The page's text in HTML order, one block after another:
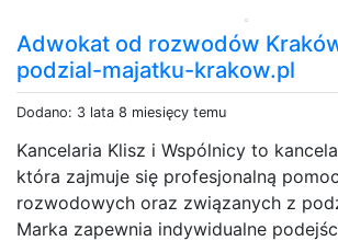
Adwokat od rozwodów
podzial-majatku-krakow.pl
Dodano: 3 lata 8 miesięcy temu
Kancelaria Klisz i Wspólnicy to
która zajmuje się profesjonalną
rozwodowych oraz związanych z
Marka zapewnia indywidualne